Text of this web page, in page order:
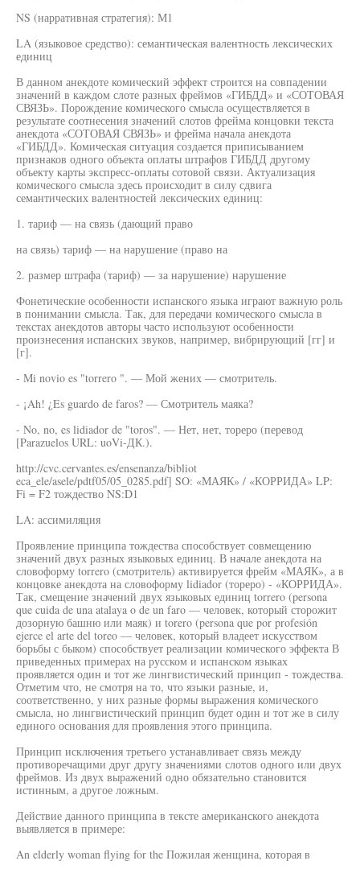
NS (нарративная стратегия): М1
LA (языковое средство): семантическая валентность лексических
единиц
В данном анекдоте комический эффект строится на совпадении
значений в каждом слоте разных фреймов «ГИБДД» и «СОТОВАЯ
СВЯЗЬ». Порождение комического смысла осуществляется в
результате соотнесения значений слотов фрейма концовки текста
анекдота «СОТОВАЯ СВЯЗЬ» и фрейма начала анекдота
«ГИБДД». Комическая ситуация создается приписыванием
признаков одного объекта оплаты штрафов ГИБДД другому
объекту карты экспресс-оплаты сотовой связи. Актуализация
комического смысла здесь происходит в силу сдвига
семантических валентностей лексических единиц:
1. тариф — на связь (дающий право
на связь) тариф — на нарушение (право на
2. размер штрафа (тариф) — за нарушение) нарушение
Фонетические особенности испанского языка играют важную роль
в понимании смысла. Так, для передачи комического смысла в
текстах анекдотов авторы часто используют особенности
произнесения испанских звуков, например, вибрирующий [гг] и
[г].
- Mi novio es "torrero ". — Мой жених — смотритель.
- ¡Ah! ¿Es guardo de faros? — Смотритель маяка?
- No, no, es lidiador de "toros". — Нет, нет, тореро (перевод
[Parazuelos URL: uoVi-ДК.).
http://cvc.cervantes.es/ensenanza/bibliot
eca_ele/asele/pdtf05/05_0285.pdf] SO: «МАЯК» / «КОРРИДА» LP:
Fi = F2 тождество NS:D1
LA: ассимиляция
Проявление принципа тождества способствует совмещению
значений двух разных языковых единиц. В начале анекдота на
словоформу torrero (смотритель) активируется фрейм «МАЯК», а в
концовке анекдота на словоформу lidiador (тореро) - «КОРРИДА».
Так, смещение значений двух языковых единиц torrero (persona
que cuida de una atalaya o de un faro — человек, который сторожит
дозорную башню или маяк) и torero (persona que por profesión
ejerce el arte del toreo — человек, который владеет искусством
борьбы с быком) способствует реализации комического эффекта В
приведенных примерах на русском и испанском языках
проявляется один и тот же лингвистический принцип - тождества.
Отметим что, не смотря на то, что языки разные, и,
соответственно, у них разные формы выражения комического
смысла, но лингвистический принцип будет один и тот же в силу
единого основания для проявления этого принципа.
Принцип исключения третьего устанавливает связь между
противоречащими друг другу значениями слотов одного или двух
фреймов. Из двух выражений одно обязательно становится
истинным, а другое ложным.
Действие данного принципа в тексте американского анекдота
выявляется в примере:
An elderly woman flying for the Пожилая женщина, которая в